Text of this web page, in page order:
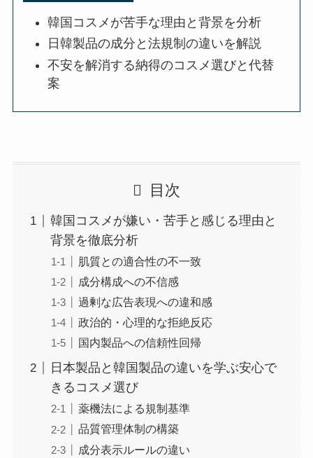
韓国コスメが苦手な理由と背景を分析
日韓製品の成分と法規制の違いを解説
不安を解消する納得のコスメ選びと代替
案
目次
韓国コスメが嫌い・苦手と感じる理由と
背景を徹底分析
肌質との適合性の不一致
成分構成への不信感
過剰な広告表現への違和感
政治的・心理的な拒絶反応
国内製品への信頼性回帰
日本製品と韓国製品の違いを学ぶ安心で
きるコスメ選び
薬機法による規制基準
品質管理体制の構築
成分表示ルールの違い